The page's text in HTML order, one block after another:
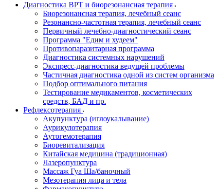
Диагностика ВРТ и биорезонансная терапия
Биорезонансная терапия, лечебный сеанс
Резонансно-частотная терапия, лечебный сеанс
Первичный лечебно-диагностический сеанс
Программа "Едим и худеем"
Противопаразитарная программа
Диагностика системных нарушений
Экспресс-диагностика ведущей проблемы
Частичная диагностика одной из систем организма
Подбор оптимального питания
Тестирование медикаментов, косметических
средств, БАД и пр.
Рефлексотерапия
Акупунктура (иглоукалывание)
Аурикулотерапия
Аутогемотерапия
Биоревитализация
Китайская медицина (традиционная)
Лазеропунктура
Массаж Гуа Ша/баночный
Мезотерапия лица и тела